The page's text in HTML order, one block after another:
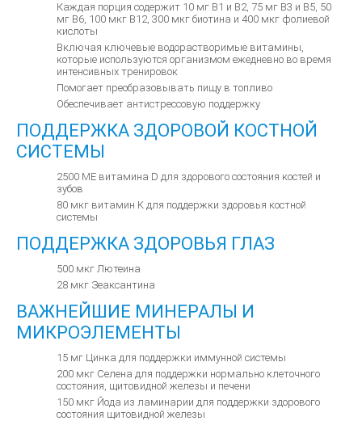
Каждая порция содержит 10 мг B1 и B2, 75 мг В3 и В5, 50
мг В6, 100 мкг В12, 300 мкг биотина и 400 мкг фолиевой
кислоты
Включая ключевые водорастворимые витамины,
которые используются организмом ежедневно во время
интенсивных тренировок
Помогает преобразовывать пищу в топливо
Обеспечивает антистрессовую поддержку
ПОДДЕРЖКА ЗДОРОВОЙ КОСТНОЙ
СИСТЕМЫ
2500 МЕ витамина D для здорового состояния костей и
зубов
80 мкг витамин K для поддержки здоровья костной
системы
ПОДДЕРЖКА ЗДОРОВЬЯ ГЛАЗ
500 мкг Лютеина
28 мкг Зеаксантина
ВАЖНЕЙШИЕ МИНЕРАЛЫ И
МИКРОЭЛЕМЕНТЫ
15 мг Цинка для поддержки иммунной системы
200 мкг Селена для поддержки нормально клеточного
состояния, щитовидной железы и печени
150 мкг Йода из ламинарии для поддержки здорового
состояния щитовидной железы